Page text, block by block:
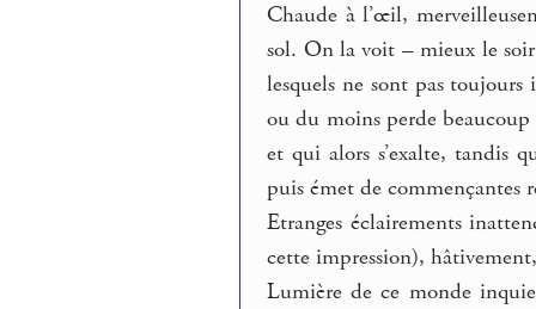
Chaude à l’œil,
sol. On la voit – mieux le soir
lesquels ne sont pas toujours
ou du moins perde
et qui alors s’exalte, tandis
puis émet de commençantes
Etranges éclairements
cette impression),
Lumière de ce monde